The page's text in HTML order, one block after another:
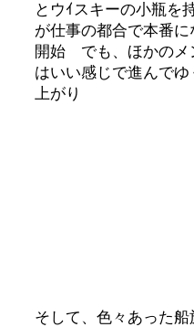
とウｲスキーの小瓶を
が仕事の都合で本番
開始 でも、ほかのメ
はいい感じで進んで
上がり
そして、色々あった